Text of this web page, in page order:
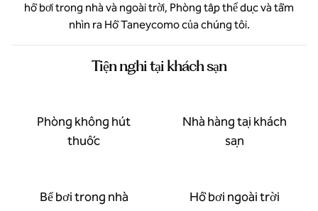
hồ bơi trong nhà và ngoài trời, Phòng tập thể dục và tầm
nhìn ra Hồ Taneycomo của chúng tôi.
Tiện nghi tại khách sạn
Phòng không hút
thuốc
Nhà hàng tại khách
sạn
Bể bơi trong nhà Hồ bơi ngoài trời